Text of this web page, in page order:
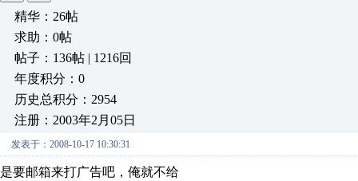
精华：26帖
求助：0帖
帖子：136帖 | 1216回
年度积分：0
历史总积分：2954
注册：2003年2月05日
发表于：2008-10-17 10:30:31
是要邮箱来打广告吧，俺就不给